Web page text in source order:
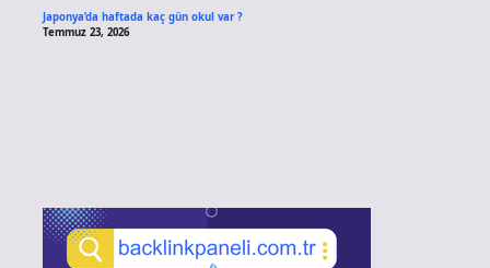
Japonya’da haftada kaç gün okul var ?
Temmuz 23, 2026